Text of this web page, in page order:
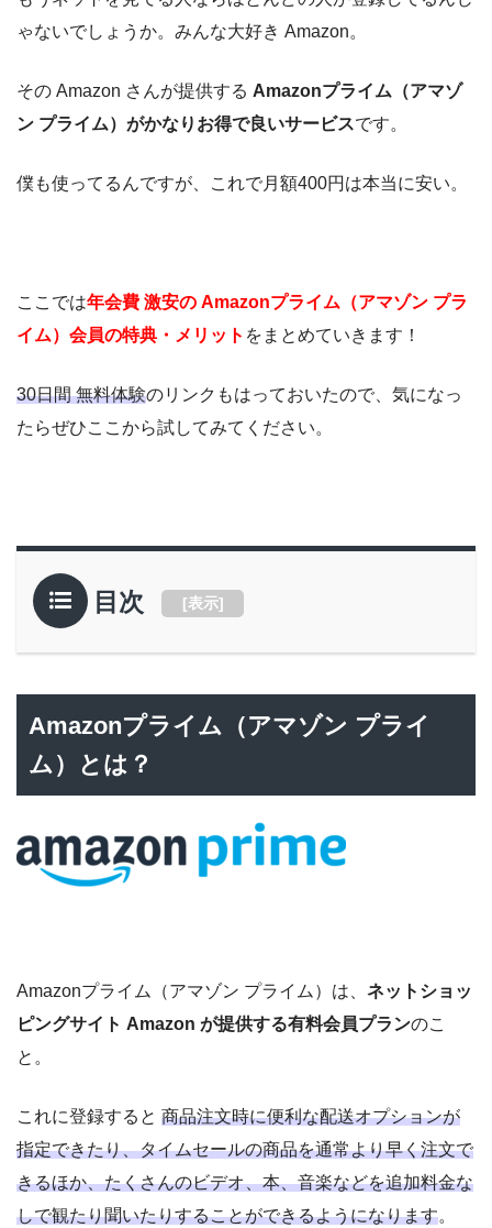
ゃないでしょうか。みんな大好き Amazon。
その Amazon さんが提供する Amazonプライム（アマゾ
ン プライム）がかなりお得で良いサービスです。
僕も使ってるんですが、これで月額400円は本当に安い。
ここでは年会費 激安の Amazonプライム（アマゾン プラ
イム）会員の特典・メリット をまとめていきます！
30日間 無料体験のリンクもはっておいたので、気になっ
たらぜひここから試してみてください。
目次 [表示]
Amazonプライム（アマゾン プライ
ム）とは？
Amazonプライム（アマゾン プライム）は、 ネットショッ
ピングサイト Amazon が提供する有料会員プランのこ
と。
これに登録すると 商品注文時に便利な配送オプションが
指定できたり、タイムセールの商品を通常より早く注文で
きるほか、たくさんのビデオ、本、音楽などを追加料金な
しで観たり聞いたりすることができるようになります。